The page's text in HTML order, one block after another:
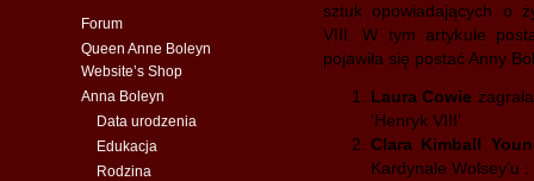
sztuk opowiadających o
VIII. W tym artykule
pojawiła się postać Anny
Laura Cowie
‘Henryk VIII’
Clara Kimball
Kardynale Wolsey’u :
Forum
Queen Anne Boleyn
Website’s Shop
Anna Boleyn
Data urodzenia
Edukacja
Rodzina